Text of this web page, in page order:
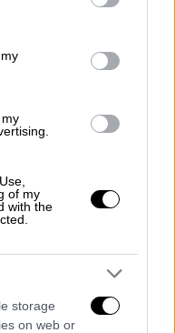
its third-party tags to
in below Google
of my
with the
storage
on web or
αναφέρει
πως
δεν
καθώς
σημείο λόγω
, με τον ίδιο
μην έχει
φάει
δύσκολη.